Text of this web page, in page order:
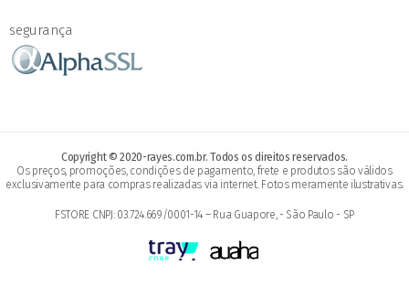
segurança
Copyright © 2020-rayes.com.br. Todos os direitos reservados.
Os preços, promoções, condições de pagamento, frete e produtos são válidos
exclusivamente para compras realizadas via internet. Fotos meramente ilustrativas.
FSTORE CNPJ: 03.724.669/0001-14 – Rua Guapore, - São Paulo - SP